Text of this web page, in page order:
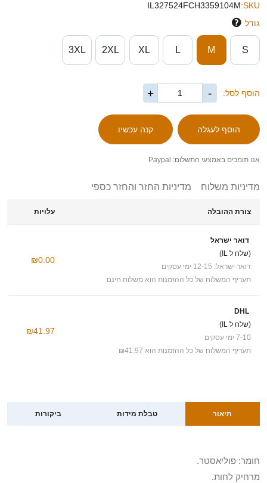
SKU:
IL327524FCH3359104M
גודל
S
M
L
XL
2XL
3XL
הוסף לסל: -
+
אנו תומכים באמצעי התשלום: Paypal
מדיניות משלוח מדיניות החזר והחזר כספי
צורת ההובלה עלויות
דואר ישראל
(שלח ל IL)
דואר ישראל: 12-15 ימי עסקים
תעריף המשלוח של כל ההזמנות הוא משלוח חינם
₪0.00
DHL
(שלח ל IL)
7-10 ימי עסקים
תעריף המשלוח של כל ההזמנות הוא ₪41.97
₪41.97
תיאור טבלת מידות ביקורות
חומר: פוליאסטר.
מרחיק לחות.